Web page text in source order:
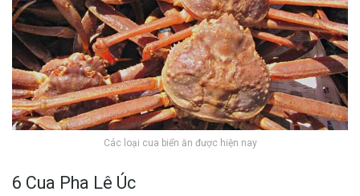
Các loại cua biển ăn được hiện nay
6 Cua Pha Lê Úc